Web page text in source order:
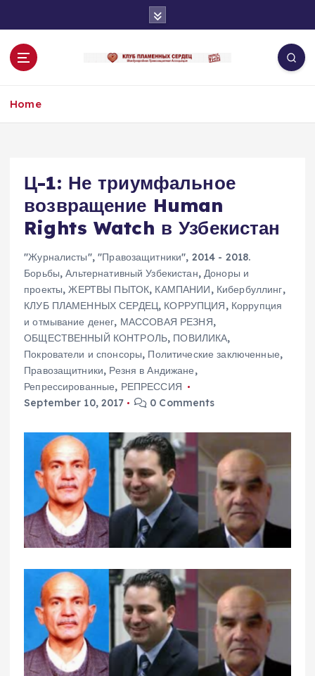
o
Home
Ц-1: Не триумфальное
возвращение Human
Rights Watch в Узбекистан
"Журналисты","Правозащитники", 2014 - 2018.
Борьбы,Альтернативный Узбекистан,Доноры и
проекты,ЖЕРТВЫ ПЫТОК, КАМПАНИИ, Кибербуллинг,
КЛУБ ПЛАМЕННЫХ СЕРДЕЦ, КОРРУПЦИЯ, Коррупция
и отмывание денег, МАССОВАЯ РЕЗНЯ,
ОБЩЕСТВЕННЫЙ КОНТРОЛЬ, ПОВИЛИКА,
Покрователи и спонсоры, Политические заключенные,
Правозащитники, Резня в Андижане,
Репрессированные, РЕПРЕССИЯ
September 10, 2017
0 Comments